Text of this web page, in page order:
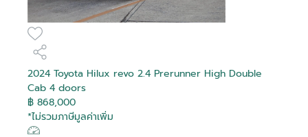
2024 Toyota Hilux revo 2.4 Prerunner High Double
Cab 4 doors
฿ 868,000
*ไม่รวมภาษีมูลค่าเพิ่ม